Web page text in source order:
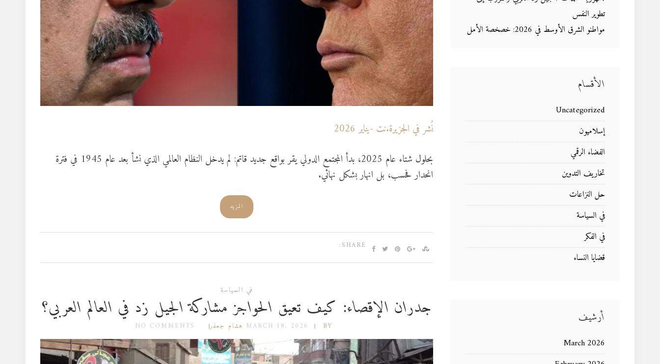
نُشر في الجزيرة.نت -يناير 2026
بحلول شتاء عام 2025، بدأ المجتمع الدولي يقر بواقع جديد قاتم: لم يدخل النظام العالمي الذي نشأ بعد عام 1945 في فترة
انحدار فحسب، بل انهار بشكل نهائي.
المزيد
SHARE:
في السياسة
جدران الإقصاء: كيف تعيق الحواجز مشاركة الجيل زد في العالم العربي؟
MARCH 18, 2026 BY هشام جعفر NO COMMENTS
تطوير النفس
مواطنو الشرق الأوسط في 2026: خصخصة الأمل
الأقسام
Uncategorized
إسلاميون
الفضاء الرقمي
تخاريف التدوين
حل النزاعات
في السياسة
في الفكر
قضايا النساء
أرشيف
March 2026